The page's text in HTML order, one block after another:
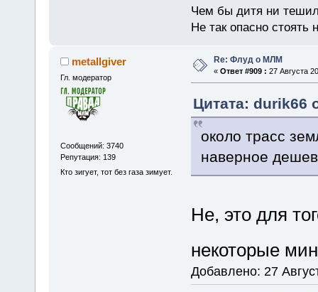
Чем бы дитя ни
Не так опасно стоять
metallgiver
Гл. модератор
Сообщений: 3740
Репутация: 139
Кто зигует, тот без газа зимует.
Re: Флуд о МЛМ
« Ответ #909 : 27 Августа
Цитата: durik66
около трасс
наверное
Не, это для
некоторые
Добавлено: 27